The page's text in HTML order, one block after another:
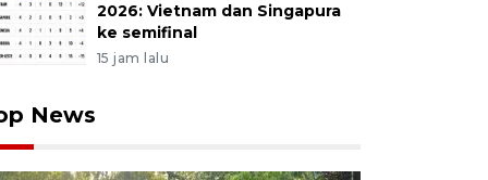
2026: Vietnam dan Singapura
ke semifinal
15 jam lalu
News